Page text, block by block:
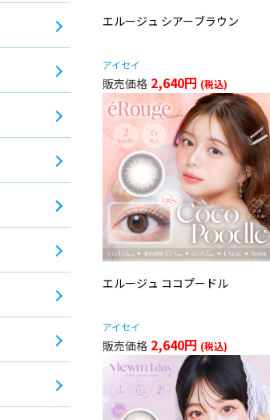
エルージュ シアーブラウン
アイセイ
2,640円
エルージュ ココプードル
アイセイ
2,640円